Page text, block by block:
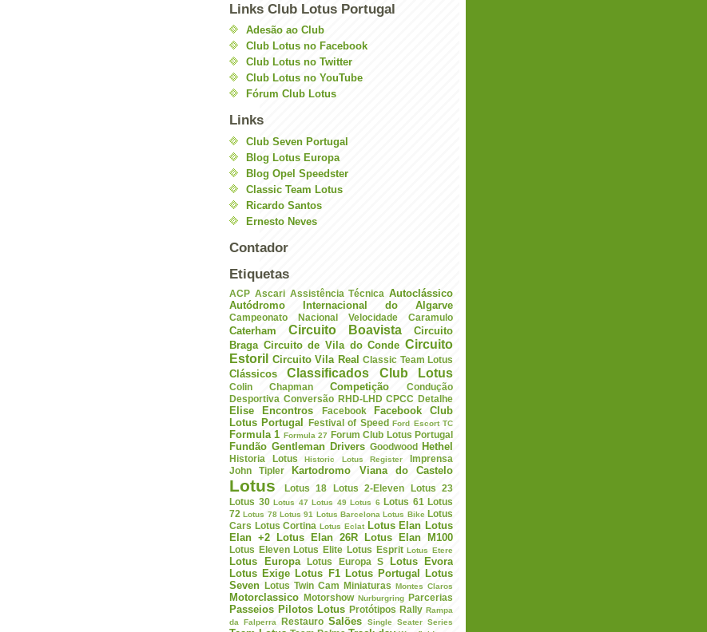
Links Club Lotus Portugal
Adesão ao Club
Club Lotus no Facebook
Club Lotus no Twitter
Club Lotus no YouTube
Fórum Club Lotus
Links
Club Seven Portugal
Blog Lotus Europa
Blog Opel Speedster
Classic Team Lotus
Ricardo Santos
Ernesto Neves
Contador
Etiquetas
ACP Ascari Assistência Técnica Autoclássico
Autódromo Internacional do Algarve
Campeonato Nacional Velocidade Caramulo
Caterham Circuito Boavista
Circuito
Braga Circuito de Vila do Conde Circuito
Estoril Circuito Vila Real Classic Team Lotus
Clássicos Classificados Club Lotus
Colin Chapman Competição
Condução
Desportiva Conversão RHD-LHD CPCC Detalhe
Elise Encontros Facebook
Facebook Club
Lotus Portugal
Festival of Speed Ford Escort TC
Formula 1 Formula 27 Forum Club Lotus Portugal
Fundão Gentleman Drivers Goodwood Hethel
Historia Lotus Historic Lotus Register
Imprensa
John Tipler
Kartodromo Viana do Castelo
Lotus Lotus 18 Lotus 2-Eleven
Lotus 23
Lotus 30 Lotus 47 Lotus 49 Lotus 6 Lotus 61 Lotus
72 Lotus 78 Lotus 91 Lotus Barcelona Lotus Bike Lotus
Cars Lotus Cortina Lotus Eclat Lotus Elan Lotus
Elan +2
Lotus Elan 26R Lotus Elan M100
Lotus Eleven Lotus Elite Lotus Esprit Lotus Etere
Lotus Europa Lotus Europa S
Lotus Evora
Lotus Exige Lotus F1 Lotus Portugal
Lotus
Seven Lotus Twin Cam Miniaturas Montes Claros
Motorclassico Motorshow Nurburgring Parcerias
Passeios Pilotos Lotus Protótipos Rally Rampa
da Falperra
Restauro Salões Single Seater Series